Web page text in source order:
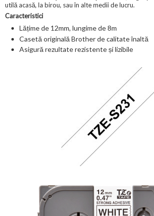
utilă acasă, la birou, sau în alte medii de lucru.
Caracteristici
Lățime de 12mm, lungime de 8m
Casetă originală Brother de calitate înaltă
Asigură rezultate rezistente și lizibile